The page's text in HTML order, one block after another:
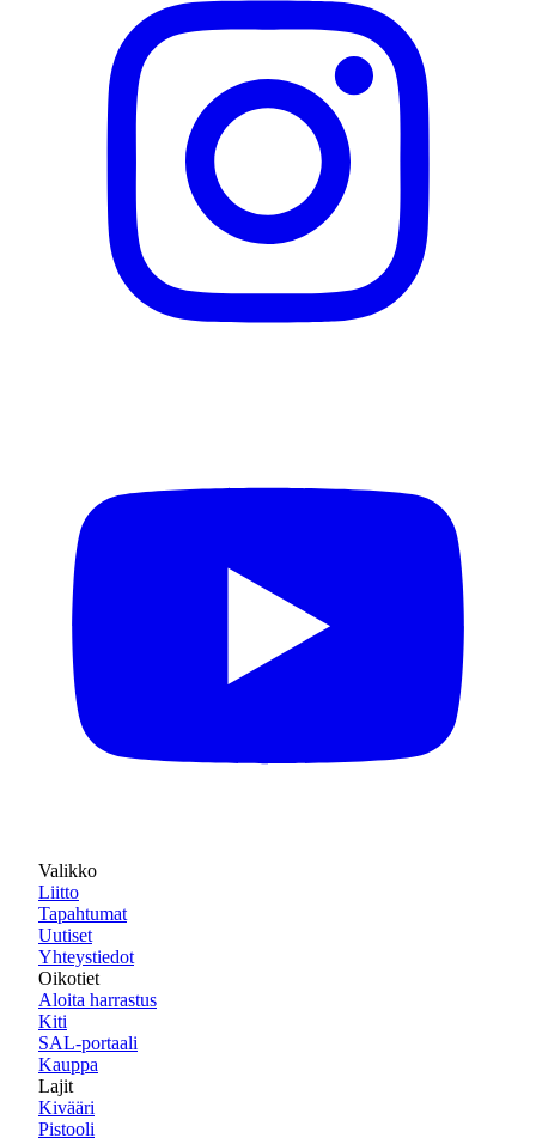
Valikko
Liitto
Tapahtumat
Uutiset
Yhteystiedot
Oikotiet
Aloita harrastus
Kiti
SAL-portaali
Kauppa
Lajit
Kivääri
Pistooli